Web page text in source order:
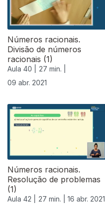
Números racionais.
Divisão de números
racionais (1)
Aula 40 |
27 min. |
09 abr. 2021
Números racionais.
Resolução de problemas
(1)
Aula 42 | 27 min. | 16 abr. 2021